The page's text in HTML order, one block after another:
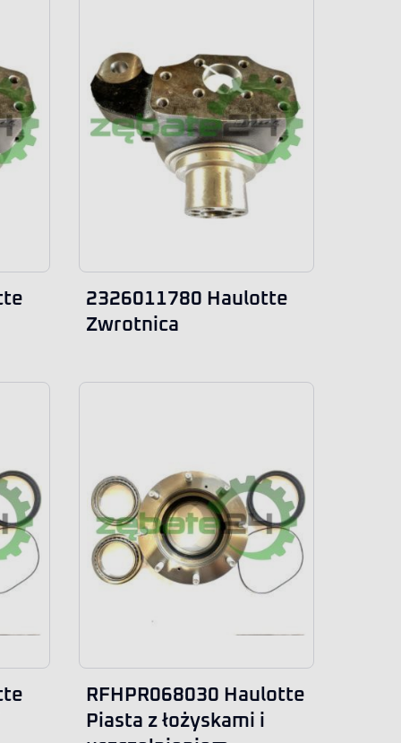
2326011780 Haulotte
Zwrotnica
RFHPR068030 Haulotte
Piasta z łożyskami i